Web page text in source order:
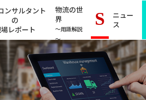
ンサルタント
の
レポート
物流の世
界
～用語解説
～
S
ニュー
ス